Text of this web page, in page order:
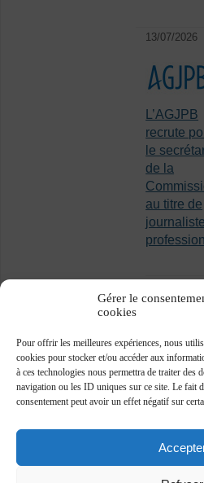
Gérer le
cookies
Pour offrir les meilleures expériences, nous
cookies pour stocker et/ou accéder aux
à ces technologies nous permettra de traiter des
navigation ou les ID uniques sur ce site. Le fait
consentement peut avoir un effet négatif sur
13/07/2026
L’AGJPB
recrute
le
de la
au titre de
journaliste